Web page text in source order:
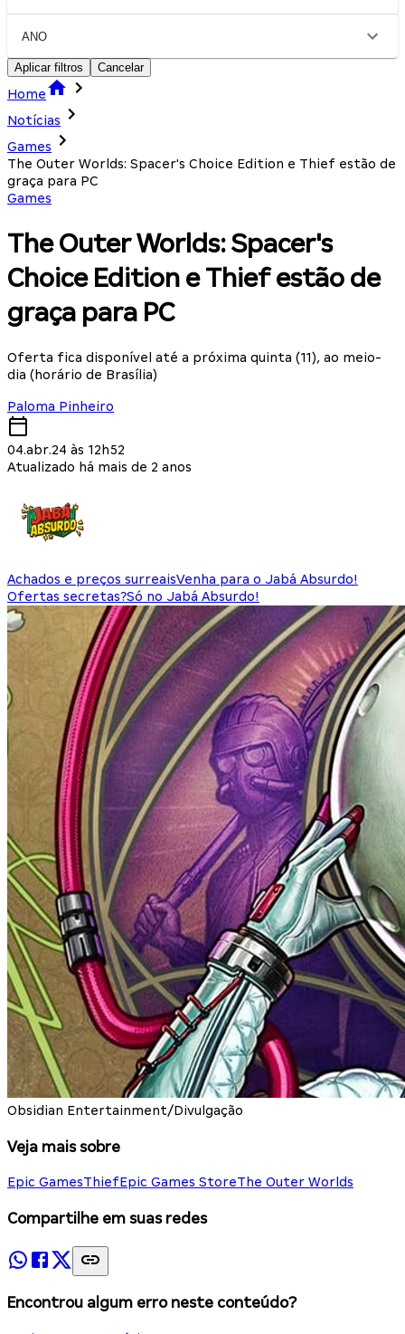
ANO
Aplicar filtros Cancelar
Home
Notícias
Games
The Outer Worlds: Spacer's Choice Edition e Thief estão de
graça para PC
Games
The Outer Worlds: Spacer's
Choice Edition e Thief estão de
graça para PC
Oferta fica disponível até a próxima quinta (11), ao meio-
dia (horário de Brasília)
Paloma Pinheiro
04.abr.24 às 12h52
Atualizado há mais de 2 anos
Achados e preços surreaisVenha para o Jabá Absurdo!
Ofertas secretas?Só no Jabá Absurdo!
Obsidian Entertainment/Divulgação
Veja mais sobre
Epic GamesThiefEpic Games StoreThe Outer Worlds
Compartilhe em suas redes
Encontrou algum erro neste conteúdo?